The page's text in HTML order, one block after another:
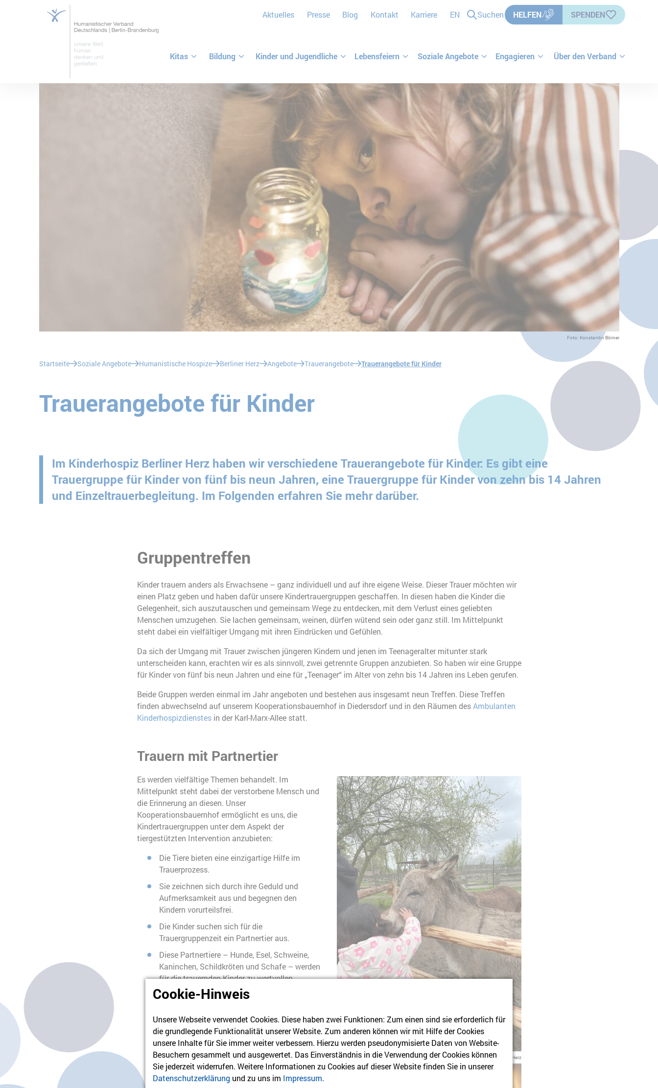
ZUR SUCHE SPRINGEN
Aktuelles Presse Blog Kontakt Karriere EN Suchen HELFEN SPENDEN
Kitas Bildung Kinder und Jugendliche Lebensfeiern Soziale Angebote Engagieren Über den Verband
Foto: Konstantin Börner
Sie befinden sich hier:
Startseite Soziale Angebote Humanistische Hospize Berliner Herz Angebote Trauerangebote Trauerangebote für Kinder
Trauerangebote für Kinder
Im Kinderhospiz Berliner Herz haben wir verschiedene Trauerangebote für Kinder: Es gibt eine
Trauergruppe für Kinder von fünf bis neun Jahren, eine Trauergruppe für Kinder von zehn bis 14 Jahren
und Einzeltrauerbegleitung. Im Folgenden erfahren Sie mehr darüber.
Gruppentreffen
Kinder trauern anders als Erwachsene – ganz individuell und auf ihre eigene Weise. Dieser Trauer möchten wir
einen Platz geben und haben dafür unsere Kindertrauergruppen geschaffen. In diesen haben die Kinder die
Gelegenheit, sich auszutauschen und gemeinsam Wege zu entdecken, mit dem Verlust eines geliebten
Menschen umzugehen. Sie lachen gemeinsam, weinen, dürfen wütend sein oder ganz still. Im Mittelpunkt
steht dabei ein vielfältiger Umgang mit ihren Eindrücken und Gefühlen.
Da sich der Umgang mit Trauer zwischen jüngeren Kindern und jenen im Teenageralter mitunter stark
unterscheiden kann, erachten wir es als sinnvoll, zwei getrennte Gruppen anzubieten. So haben wir eine Gruppe
für Kinder von fünf bis neun Jahren und eine für „Teenager“ im Alter von zehn bis 14 Jahren ins Leben gerufen.
Beide Gruppen werden einmal im Jahr angeboten und bestehen aus insgesamt neun Treffen. Diese Treffen
finden abwechselnd auf unserem Kooperationsbauernhof in Diedersdorf und in den Räumen desAmbulanten
Kinderhospizdienstesin der Karl-Marx-Allee statt.
Trauern mit Partnertier
Auch ein Esel kann ein Partnertier sein. Foto: Kinderhospiz Berliner Herz
Es werden vielfältige Themen behandelt. Im
Mittelpunkt steht dabei der verstorbene Mensch und
die Erinnerung an diesen. Unser
Kooperationsbauernhof ermöglicht es uns, die
Kindertrauergruppen unter dem Aspekt der
tiergestützten Intervention anzubieten:
Die Tiere bieten eine einzigartige Hilfe im
Trauerprozess.
Sie zeichnen sich durch ihre Geduld und
Aufmerksamkeit aus und begegnen den
Kindern vorurteilsfrei.
Die Kinder suchen sich für die
Trauergruppenzeit ein Partnertier aus.
Diese Partnertiere – Hunde, Esel, Schweine,
Kaninchen, Schildkröten und Schafe – werden
für die trauernden Kinder zu wertvollen
Begleitern.
fassen selbst schüchterne Kinder immer mehr
Mut, ihren Emotionen Raum zu geben sowie
ihren eigenen Bedürfnissen und Wünschen
Ausdruck zu verleihen.
Die zurückgewonnene Selbstsicherheit und
das Selbstvertrauen versetzen das Kind wieder
Cookie-Hinweis
Unsere Webseite verwendet Cookies. Diese haben zwei Funktionen: Zum einen sind sie erforderlich für
die grundlegende Funktionalität unserer Website. Zum anderen können wir mit Hilfe der Cookies
unsere Inhalte für Sie immer weiter verbessern. Hierzu werden pseudonymisierte Daten von Website-
Besuchern gesammelt und ausgewertet. Das Einverständnis in die Verwendung der Cookies können
Sie jederzeit widerrufen. Weitere Informationen zu Cookies auf dieser Website finden Sie in unserer
Datenschutzerklärung und zu uns im Impressum.